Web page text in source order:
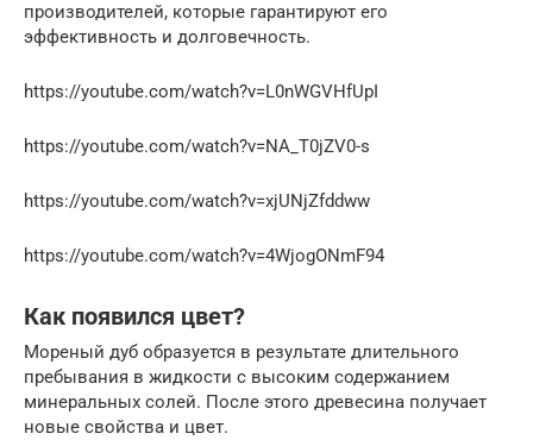
производителей, которые гарантируют его
эффективность и долговечность.
https://youtube.com/watch?v=L0nWGVHfUpI
https://youtube.com/watch?v=NA_T0jZV0-s
https://youtube.com/watch?v=xjUNjZfddww
https://youtube.com/watch?v=4WjogONmF94
Как появился цвет?
Мореный дуб образуется в результате длительного
пребывания в жидкости с высоким содержанием
минеральных солей. После этого древесина получает
новые свойства и цвет.